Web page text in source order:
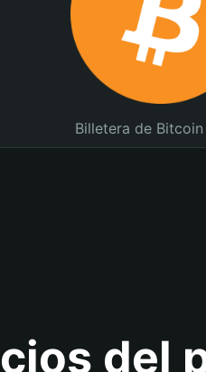
Billetera de Bitcoin
del